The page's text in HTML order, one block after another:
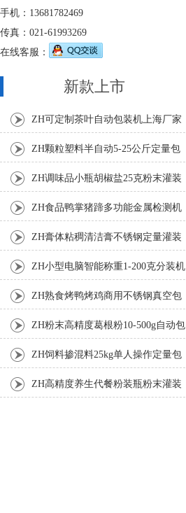
手机：13681782469
传真：021-61993269
在线客服：
新款上市
ZH可定制茶叶自动包装机上海厂家
ZH颗粒塑料半自动5-25公斤定量包
装机 ZH调味品小瓶胡椒盐25克粉末灌装
ZH食品鸭掌猪蹄多功能金属检测机
ZH膏体粘稠清洁膏不锈钢定量灌装
机厂家 ZH小型电脑智能称重1-200克分装机
ZH熟食烤鸭烤鸡商用不锈钢真空包
装机 ZH粉末高精度葛根粉10-500g自动包
装机 ZH饲料掺混料25kg单人操作定量包
装机 ZH高精度养生代餐粉装瓶粉末灌装